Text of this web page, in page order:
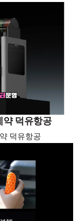
약 덕유항공
덕유항공